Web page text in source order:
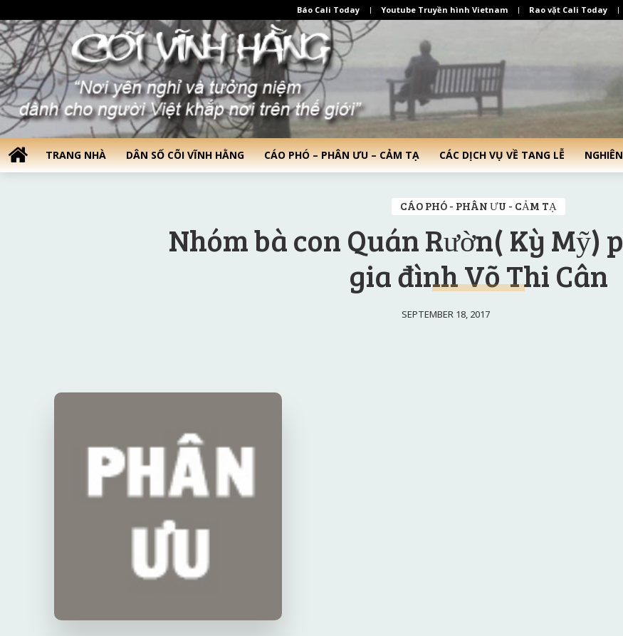
Báo Cali Today Youtube Truyền hình Vietnam Rao vặt Cali Today
TRANG NHÀ DÂN SỐ CÕI VĨNH HẰNG CÁO PHÓ – PHÂN ƯU – CẢM TẠ CÁC DỊCH VỤ VỀ TANG LỄ
CÁO PHÓ - PHÂN ƯU - CẢM TẠ
Nhóm bà con Quán Rườn( Kỳ Mỹ)
gia đình Võ Thi Cân
SEPTEMBER 18, 2017